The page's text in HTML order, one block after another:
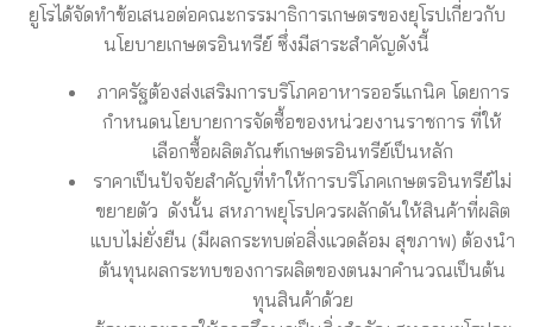
ยูโรได้จัดทำข้อเสนอต่อคณะกรรมาธิการเกษตรของยุโรปเกี่ยวกับ
นโยบายเกษตรอินทรีย์ ซึ่งมีสาระสำคัญดังนี้
ภาครัฐต้องส่งเสริมการบริโภคอาหารออร์แกนิค โดยการ
กำหนดนโยบายการจัดซื้อของหน่วยงานราชการ ที่ให้
เลือกซื้อผลิตภัณฑ์เกษตรอินทรีย์เป็นหลัก
ราคาเป็นปัจจัยสำคัญที่ทำให้การบริโภคเกษตรอินทรีย์ไม่
ขยายตัว ดังนั้น สหภาพยุโรปควรผลักดันให้สินค้าที่ผลิต
แบบไม่ยั่งยืน (มีผลกระทบต่อสิ่งแวดล้อม สุขภาพ) ต้องนำ
ต้นทุนผลกระทบของการผลิตของตนมาคำนวณเป็นต้น
ทุนสินค้าด้วย